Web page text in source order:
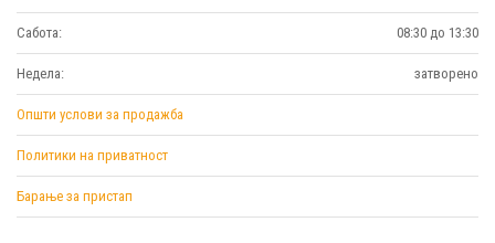
Сабота: 08:30 до 13:30
Недела: затворено
Општи услови за продажба
Политики на приватност
Барање за пристап